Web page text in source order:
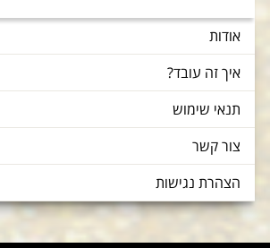
אודות
איך זה עובד?
תנאי שימוש
צור קשר
הצהרת נגישות